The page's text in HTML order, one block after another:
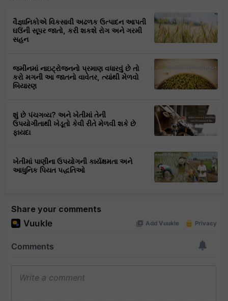
વૈજ્ઞાનિકોએ વિકસાવી અઢળક ઉત્પાદન આપતી
ઘઉંની સૂપર જાતો, કરી શકશે રોગ અને ગરમી
સહન
જમીનમાં નાઇટ્રોજનનો પ્રમાણ વધારવું છે તો
કરો મગની આ જાતનો વાવેતર, ત્યાંથી મેળવો
બિયારણ
શું છે પંચગવ્ય? અને ખેતીમાં તેની
ઉપયોગીતાથી ખેડૂતો કેવી રીતે મેળવી શકે છે
ફાયદા
ખેતીમાં પાણીના ઉપયોગની કાર્યક્ષમતા અને
આધુનિક પિયત પદ્ધતિઓ
Share your comments